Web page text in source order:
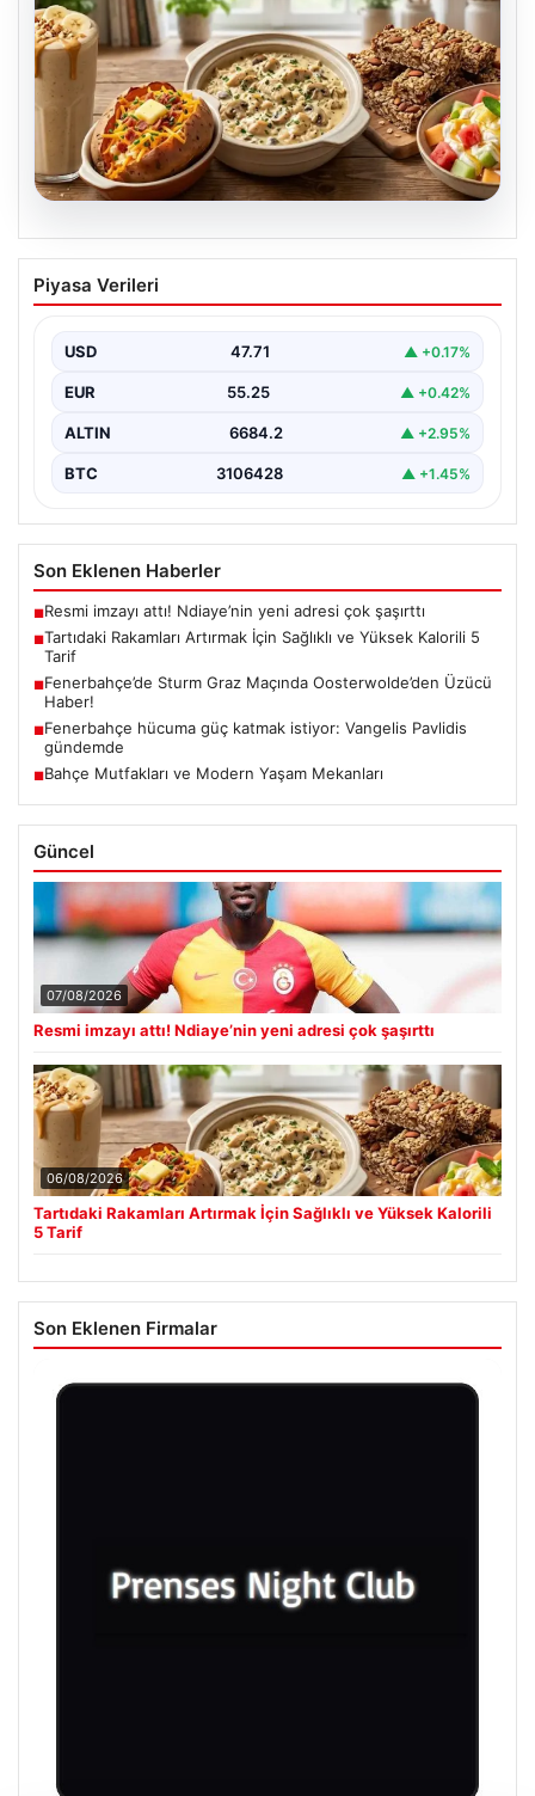
06.08.2026
Tartıdaki Rakamları Artırmak İçin
Sağlıklı ve Yüksek Kalorili 5 Tarif
rahatsızlık hissi yaratmadan, dengeli ve kalori
açısından…
Piyasa Verileri
USD 47.71 ▲ +0.17%
EUR 55.25 ▲ +0.42%
ALTIN 6684.2 ▲ +2.95%
BTC 3106428 ▲ +1.45%
Son Eklenen Haberler
■Resmi imzayı attı! Ndiaye’nin yeni adresi çok şaşırttı
■Tartıdaki Rakamları Artırmak İçin Sağlıklı ve Yüksek Kalorili 5
Tarif
■Fenerbahçe’de Sturm Graz Maçında Oosterwolde’den Üzücü
Haber!
■Fenerbahçe hücuma güç katmak istiyor: Vangelis Pavlidis
gündemde
■Bahçe Mutfakları ve Modern Yaşam Mekanları
Güncel
07/08/2026
Resmi imzayı attı! Ndiaye’nin yeni adresi çok şaşırttı
06/08/2026
Tartıdaki Rakamları Artırmak İçin Sağlıklı ve Yüksek Kalorili
5 Tarif
Son Eklenen Firmalar